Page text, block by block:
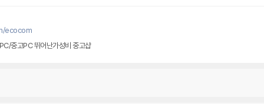
ecocom
중고PC 뛰어난가성비 중고샵